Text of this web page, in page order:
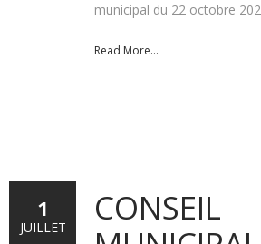
municipal du 22 octobre
Read More...
CONSEIL
1
JUILLET